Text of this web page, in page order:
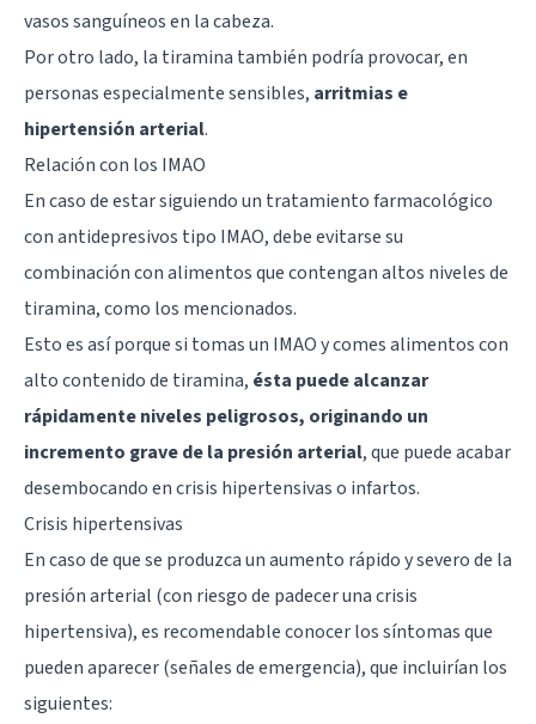
vasos sanguíneos en la cabeza.
Por otro lado, la tiramina también podría provocar, en
personas especialmente sensibles, arritmias e
hipertensión arterial.
Relación con los IMAO
En caso de estar siguiendo un tratamiento farmacológico
con antidepresivos tipo IMAO, debe evitarse su
combinación con alimentos que contengan altos niveles de
tiramina, como los mencionados.
Esto es así porque si tomas un IMAO y comes alimentos con
alto contenido de tiramina, ésta puede alcanzar
rápidamente niveles peligrosos, originando un
incremento grave de la presión arterial, que puede acabar
desembocando en crisis hipertensivas o infartos.
Crisis hipertensivas
En caso de que se produzca un aumento rápido y severo de la
presión arterial (con riesgo de padecer una crisis
hipertensiva), es recomendable conocer los síntomas que
pueden aparecer (señales de emergencia), que incluirían los
siguientes: